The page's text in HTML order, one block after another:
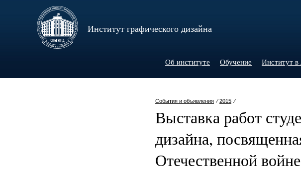
Институт графического дизайна
Об институте Обучение Институт в
События и объявления ⁄2015 ⁄
Выставка работ
дизайна,
Отечественной войне